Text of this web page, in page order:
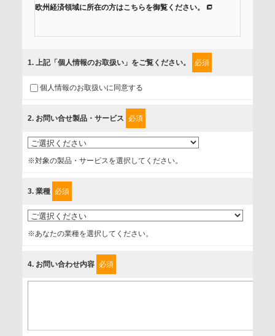
欧州経済領域に所在の方はこちらを御覧ください。
組みを行っています。
に取扱い、これらで定める範囲内で、サービスの提供やご案
内等のために利用させていただいております。
情報を提供されるお客様（本人）に対して、情報の収集目
的、管理者、提供の有無、情報提供の任意性や権利について
確認し、当社への情報提供がお客様の懸念にならないよう
上げます。
事業者名
個人情報保護責任者
1. 上記「個人情報のお取扱い」をご覧ください。 必須
個人情報のお取扱いに同意する
2. お問い合せ製品・サービス 必須
※対象の製品・サービスを選択してください。
3. 業種 必須
※あなたの業種を選択してください。
4. お問い合わせ内容 必須